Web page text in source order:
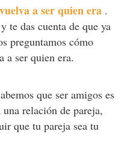
a ser quien era .
te das cuenta de que ya
preguntamos cómo
a ser quien era.
que ser amigos es
relación de pareja,
que tu pareja sea tu